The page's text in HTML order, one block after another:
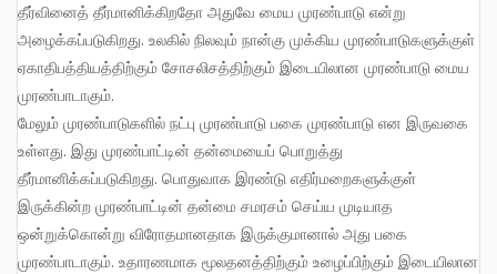
தீர்வினைத் தீர்மானிக்கிறதோ அதுவே மைய முரண்பாடு என்று
அழைக்கப்படுகிறது. உலகில் நிலவும் நான்கு முக்கிய முரண்பாடுகளுக்குள்
ஏகாதிபத்தியத்திற்கும் சோசலிசத்திற்கும் இடையிலான முரண்பாடு மைய
முரண்பாடாகும்.
மேலும் முரண்பாடுகளில் நட்பு முரண்பாடு பகை முரண்பாடு என இருவகை
உள்ளது. இது முரண்பாட்டின் தன்மையைப் பொறுத்து
தீர்மானிக்கப்படுகிறது. பொதுவாக இரண்டு எதிர்மறைகளுக்குள்
இருக்கின்ற முரண்பாட்டின் தன்மை சமரசம் செய்ய முடியாத
ஒன்றுக்கொன்று விரோதமானதாக இருக்குமானால் அது பகை
முரண்பாடாகும். உதாரணமாக மூலதனத்திற்கும் உழைப்பிற்கும் இடையிலான